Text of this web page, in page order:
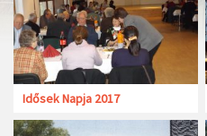
Idősek Napja 2017